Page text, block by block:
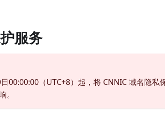
服务
00:00:00（UTC+8）起，将 CNNIC 域名隐私